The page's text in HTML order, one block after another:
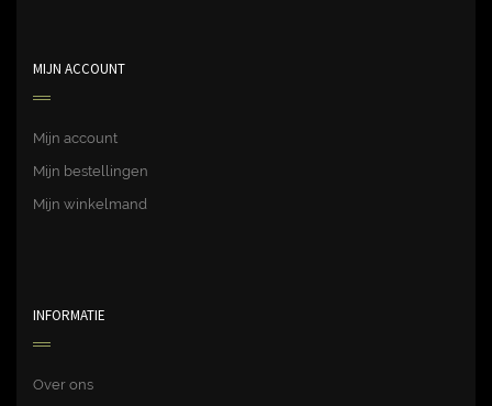
MIJN ACCOUNT
Mijn account
Mijn bestellingen
Mijn winkelmand
INFORMATIE
Over ons